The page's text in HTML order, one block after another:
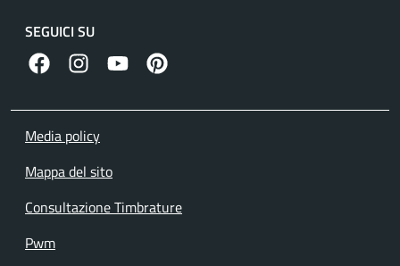
SEGUICI SU
facebook instagramcanale youtube
pinterest
Media policy
Mappa del sito
Consultazione Timbrature
Pwm